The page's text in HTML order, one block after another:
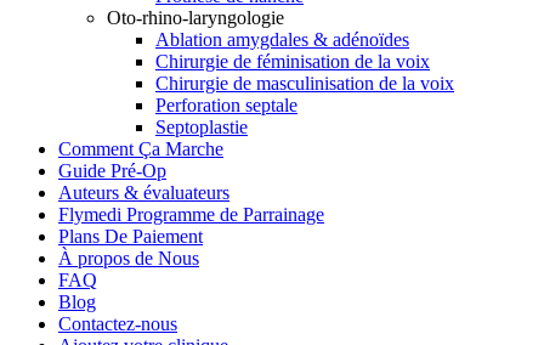
Oto-rhino-laryngologie
Ablation amygdales & adénoïdes
Chirurgie de féminisation de la voix
Chirurgie de masculinisation de la voix
Perforation septale
Septoplastie
Comment Ça Marche
Guide Pré-Op
Auteurs & évaluateurs
Flymedi Programme de Parrainage
Plans De Paiement
À propos de Nous
FAQ
Blog
Contactez-nous